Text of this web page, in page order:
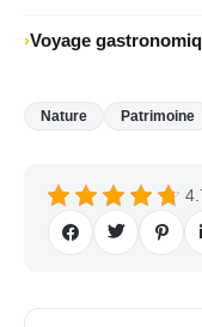
Voyage
Nature Patrimoine